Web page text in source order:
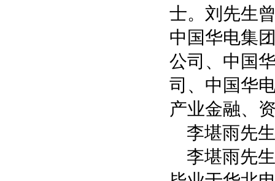
士。刘先生
中国华电集
公司、中国
司、中国华
产业金融、
李堪雨先
李堪雨先